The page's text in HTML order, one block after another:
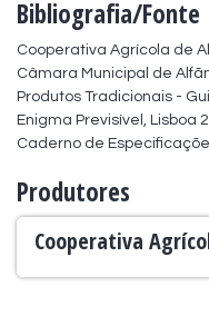
Bibliografia/Fonte
Cooperativa Agrícola de
Câmara Municipal de
Produtos Tradicionais -
Enigma Previsível, Lisboa
Caderno de
Produtores
Cooperativa